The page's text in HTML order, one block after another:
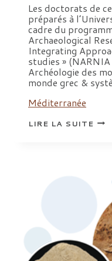
Les doctorats de
préparés à
cadre du
Archaeological
Integrating
studies »
Archéologie des
monde grec &
Méditerranée
LIRE LA SUITE